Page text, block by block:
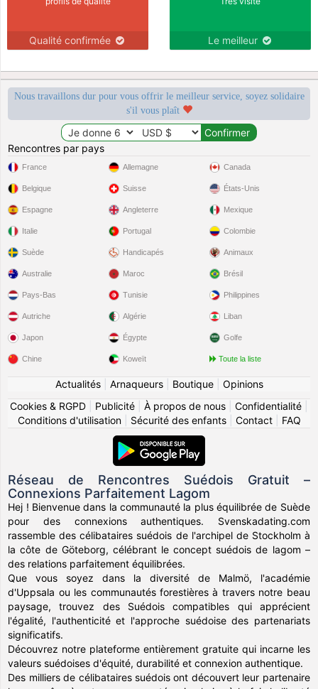
Qualité confirmée Le meilleur
Nous travaillons dur pour vous offrir le meilleur service, soyez solidaire
s'il vous plaît
Rencontres par pays
France
Belgique
Espagne
Italie
Suède
Allemagne
Suisse
Angleterre
Portugal
Handicapés
Canada
États-Unis
Mexique
Colombie
Animaux
Australie
Pays-Bas
Autriche
Japon
Chine
Maroc
Tunisie
Algérie
Égypte
Koweït
Brésil
Philippines
Liban
Golfe
Toute la liste
Actualités| Arnaqueurs| Boutique| Opinions
Cookies & RGPD
Publicité À propos de nous Confidentialité
Conditions d'utilisation| Sécurité des enfants| Contact| FAQ
Réseau de Rencontres Suédois Gratuit –
Connexions Parfaitement Lagom
Hej ! Bienvenue dans la communauté la plus équilibrée de Suède
pour des connexions authentiques. Svenskadating.com
rassemble des célibataires suédois de l'archipel de Stockholm à
la côte de Göteborg, célébrant le concept suédois de lagom –
des relations parfaitement équilibrées.
Que vous soyez dans la diversité de Malmö, l'académie
d'Uppsala ou les communautés forestières à travers notre beau
paysage, trouvez des Suédois compatibles qui apprécient
l'égalité, l'authenticité et l'approche suédoise des partenariats
significatifs.
Découvrez notre plateforme entièrement gratuite qui incarne les
valeurs suédoises d'équité, durabilité et connexion authentique.
Des milliers de célibataires suédois ont découvert leur partenaire